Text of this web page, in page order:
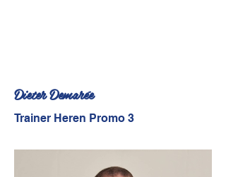
Dieter Demarée
Trainer Heren Promo 3